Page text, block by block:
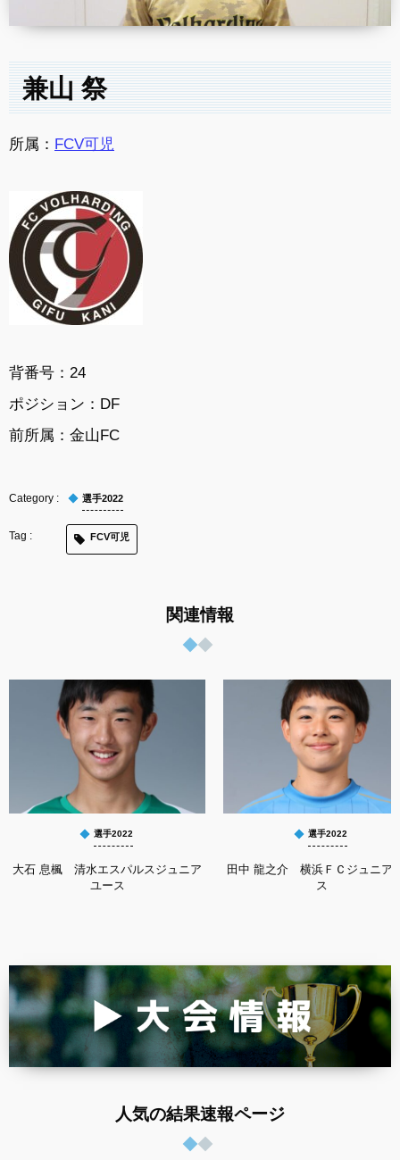
兼山 祭
所属： FCV可児
背番号：24
ポジション：DF
前所属：金山FC
選手2022
FCV可児
関連情報
選手2022
大石 息楓 清水エスパルスジュニア
ユース
選手2022
田中 龍之介 横浜ＦＣジュニア
ス
人気の結果速報ページ